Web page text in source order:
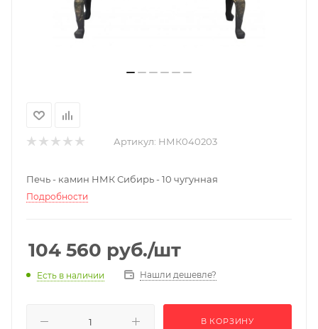
Артикул: НМК040203
Печь - камин НМК Сибирь - 10 чугунная
Подробности
104 560 руб./шт
Есть в наличии Нашли дешевле?
В КОРЗИНУ